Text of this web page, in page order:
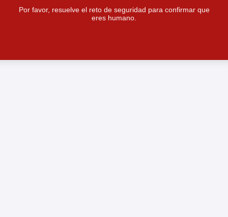
Por favor, resuelve el reto de seguridad para confirmar que
eres humano.